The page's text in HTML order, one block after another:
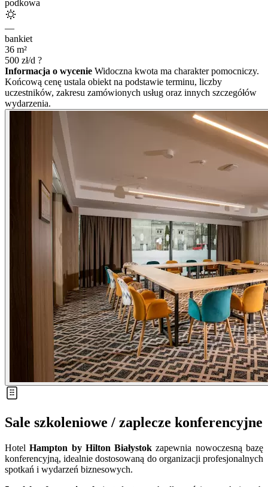
podkowa
—
bankiet
36 m²
500 zł/d ?
Informacja o wycenie Widoczna kwota ma charakter pomocniczy.
Końcową cenę ustala obiekt na podstawie terminu, liczby
uczestników, zakresu zamówionych usług oraz innych szczegółów
wydarzenia.
Sale szkoleniowe / zaplecze konferencyjne
HotelHampton by Hilton Białystok zapewnia nowoczesną bazę
konferencyjną, idealnie dostosowaną do organizacji profesjonalnych
spotkań i wydarzeń biznesowych.